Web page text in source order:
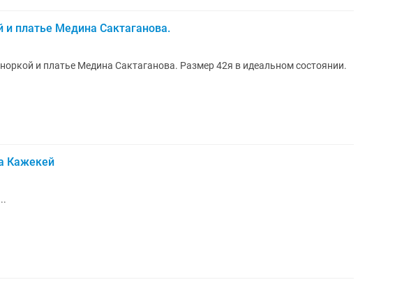
платье Медина Сактаганова.
и платье Медина Сактаганова. Размер 42я в идеальном состоянии.
Кажекей